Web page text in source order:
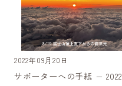
2022年09月20日
サポーターへの手紙 − 2022